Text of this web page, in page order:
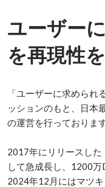
ユーザー
を再現性
「ユーザーに求められ
ッションのもと、日本
の運営を行っております
2017年にリリースした
して急成長し、1200万
2024年12月にはマツ